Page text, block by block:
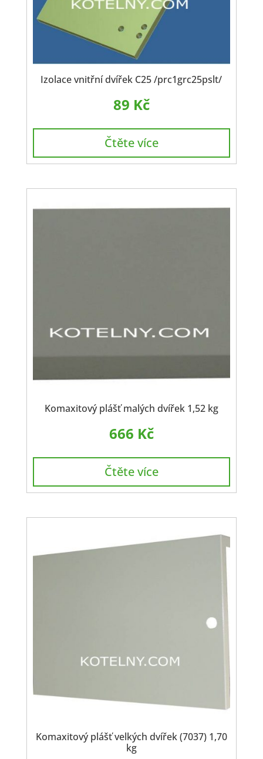
Izolace vnitřní dvířek C25 /prc1grc25pslt/
89 Kč
Čtěte více
Komaxitový plášť malých dvířek 1,52 kg
666 Kč
Čtěte více
Komaxitový plášť velkých dvířek (7037) 1,70
kg